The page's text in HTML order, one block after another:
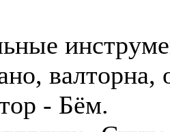
валторна,
- Бём.